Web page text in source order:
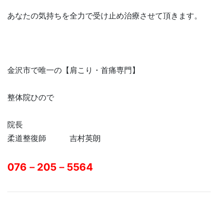
あなたの気持ちを全力で受け止め治療させて頂きます。
金沢市で唯一の【肩こり・首痛専門】
整体院ひので
院長
柔道整復師 吉村英朗
076－205－5564